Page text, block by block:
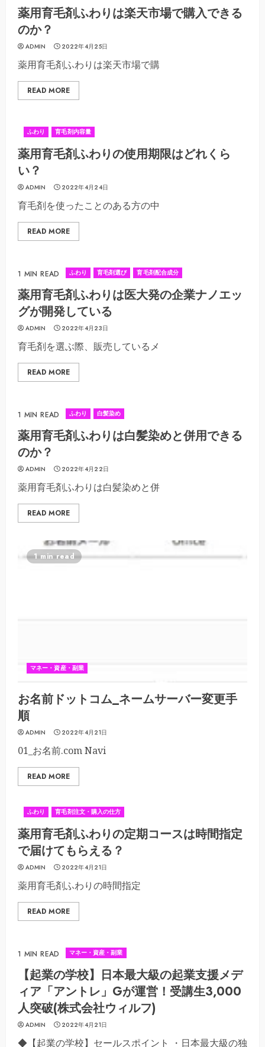
薬用育毛剤ふわりは楽天市場で購入できる
のか？
ADMIN 2022年4月25日
薬用育毛剤ふわりは楽天市場で購
READ MORE
ふわり 育毛剤内容量
薬用育毛剤ふわりの使用期限はどれくら
い？
ADMIN 2022年4月24日
育毛剤を使ったことのある方の中
READ MORE
1 MIN READ ふわり 育毛剤選び 育毛剤配合成分
薬用育毛剤ふわりは医大発の企業ナノエッ
グが開発している
ADMIN 2022年4月23日
育毛剤を選ぶ際、販売しているメ
READ MORE
1 MIN READ ふわり 白髪染め
薬用育毛剤ふわりは白髪染めと併用できる
のか？
ADMIN 2022年4月22日
薬用育毛剤ふわりは白髪染めと併
READ MORE
1 min read
マネー・資産・副業
お名前ドットコム_ネームサーバー変更手
順
ADMIN 2022年4月21日
01_お名前.com Navi
READ MORE
ふわり 育毛剤注文・購入の仕方
薬用育毛剤ふわりの定期コースは時間指定
で届けてもらえる？
ADMIN 2022年4月21日
薬用育毛剤ふわりの時間指定
READ MORE
1 MIN READ マネー・資産・副業
【起業の学校】日本最大級の起業支援メデ
ィア「アントレ」Gが運営！受講生3,000
人突破(株式会社ウィルフ)
ADMIN 2022年4月21日
◆【起業の学校】セールスポイント ・日本最大級の独